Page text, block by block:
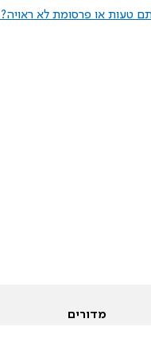
טעות או פרסומת לא ראויה?
מדורים